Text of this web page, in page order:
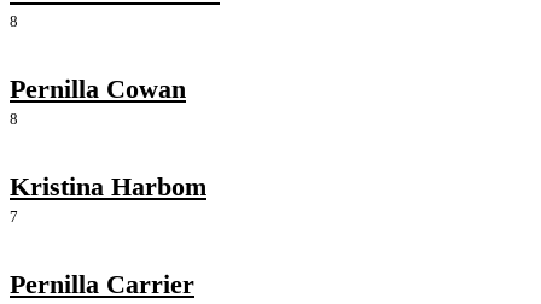
8
Pernilla Cowan
8
Kristina Harbom
7
Pernilla Carrier